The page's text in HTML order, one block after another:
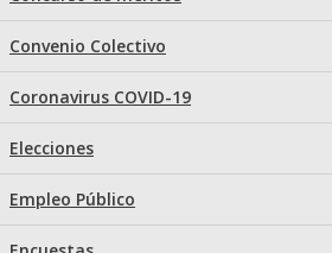
Convenio Colectivo
Coronavirus COVID-19
Elecciones
Empleo Público